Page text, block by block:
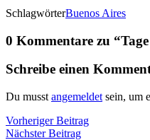
SchlagwörterBuenos Aires
0 Kommentare zu “
Schreibe einen
Du musst angemeldet sein, um
Beitragsnavigation
Vorheriger BeitragVorheriger
Nächster BeitragNächster